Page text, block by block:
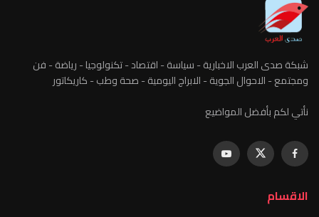
شبكة صدى العرب الاخبارية - سياسة - اقتصاد - تكنولوجيا - رياضة - فن
ومجتمع - الاحوال الجوية - الابراج اليومية - صحة وطب - كاريكاتور
نأتي لكم بأفضل المواضيع
الاقسام